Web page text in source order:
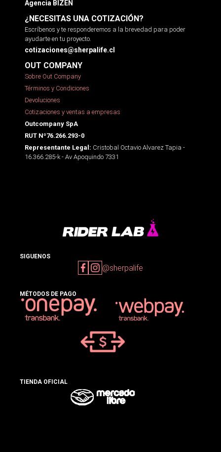
Agencia BIZEN
¿NECESITAS UNA COTIZACIÓN?
Escríbenos y te responderemos a la brevedad para poder
ayudarte en tu proyecto.
cotizaciones@sherpalife.cl
OUT COMPANY
Sobre Out Company
Términos y Condiciones
Devoluciones
Cotizaciones y ventas a empresas
Outcompany SpA
RUT Nº76.266.293-0
Representante Legal: Cristobal Octavio Alvarez Tapia -
16.366.285-k - Av Apoquindo 7331
SIGUENOS
@sherpalife
MÉTODOS DE PAGO
TIENDA OFICIAL